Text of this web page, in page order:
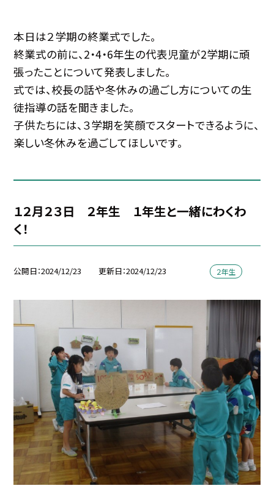
本日は２学期の終業式でした。
終業式の前に、2・4・6年生の代表児童が2学期に頑
張ったことについて発表しました。
式では、校長の話や冬休みの過ごし方についての生
徒指導の話を聞きました。
子供たちには、３学期を笑顔でスタートできるように、
楽しい冬休みを過ごしてほしいです。
１２月２３日 ２年生 １年生と一緒にわくわ
く！
公開日 2024/12/23 更新日 2024/12/23 ２年生